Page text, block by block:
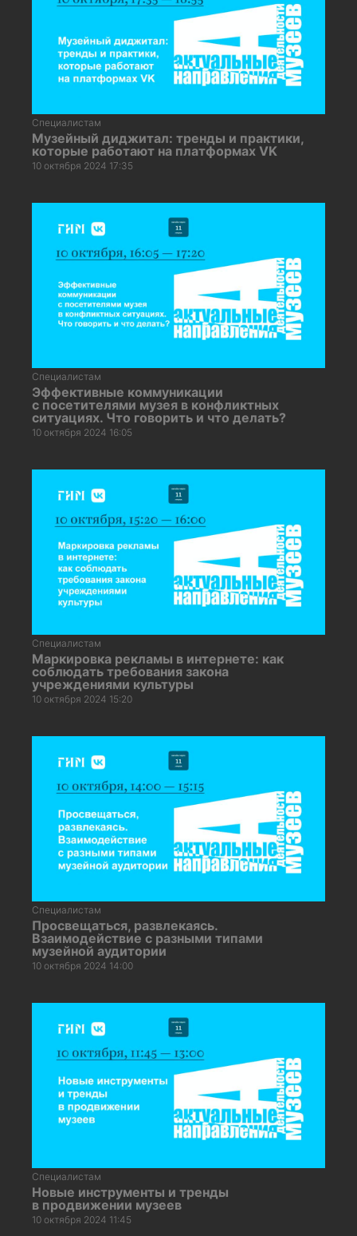
Специалистам
Музейный диджитал: тренды и практики,
которые работают на платформах VK
10 октября 2024 17:35
Специалистам
Эффективные коммуникации
с посетителями музея в конфликтных
ситуациях. Что говорить и что делать?
10 октября 2024 16:05
Специалистам
Маркировка рекламы в интернете: как
соблюдать требования закона
учреждениями культуры
10 октября 2024 15:20
Специалистам
Просвещаться, развлекаясь.
Взаимодействие с разными типами
музейной аудитории
10 октября 2024 14:00
Специалистам
Новые инструменты и тренды
в продвижении музеев
10 октября 2024 11:45